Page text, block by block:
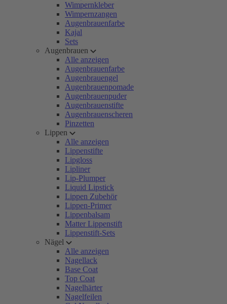
Wimpernkleber
Wimpernzangen
Augenbrauenfarbe
Kajal
Sets
Augenbrauen
Alle anzeigen
Augenbrauenfarbe
Augenbrauengel
Augenbrauenpomade
Augenbrauenpuder
Augenbrauenstifte
Augenbrauenscheren
Pinzetten
Lippen
Alle anzeigen
Lippenstifte
Lipgloss
Lipliner
Lip-Plumper
Liquid Lipstick
Lippen Zubehör
Lippen-Primer
Lippenbalsam
Matter Lippenstift
Lippenstift-Sets
Nägel
Alle anzeigen
Nagellack
Base Coat
Top Coat
Nagelhärter
Nagelfeilen